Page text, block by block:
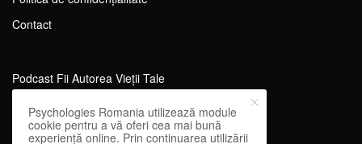
Contact
Podcast Fii Autorea Vieții Tale
Evenimente Fii Autoarea Vieții Tale!
SportEdu
Psychologies Romania utilizează module
cookie pentru a vă oferi cea mai bună
experiență online. Prin continuarea utilizării